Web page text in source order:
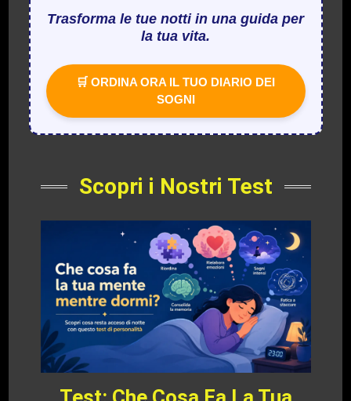
Trasforma le tue notti in una guida per
la tua vita.
🛒 ORDINA ORA IL TUO DIARIO DEI
SOGNI
Scopri i Nostri Test